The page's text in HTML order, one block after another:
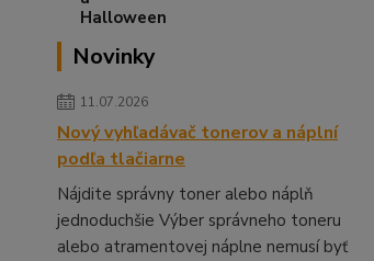
Novinky
11.07.2026
Nový vyhľadávač tonerov a náplní
podľa tlačiarne
Nájdite správny toner alebo náplň
jednoduchšie Výber správneho toneru
alebo atramentovej náplne nemusí byť